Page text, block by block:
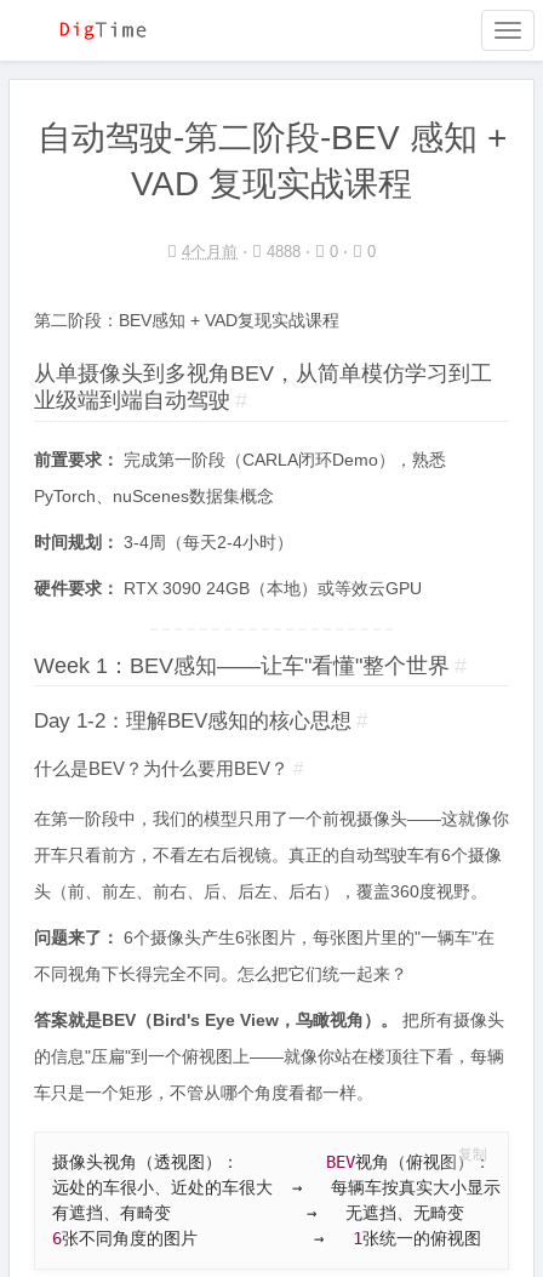
自动驾驶-第二阶段-BEV 感知 +
VAD 复现实战课程
4个月前 ⋅ 4888 ⋅ 0 ⋅ 0
第二阶段：BEV感知 + VAD复现实战课程
从单摄像头到多视角BEV，从简单模仿学习到工
业级端到端自动驾驶 #
前置要求：
完成第一阶段（CARLA闭环Demo），熟悉
PyTorch、nuScenes数据集概念
时间规划： 3-4周（每天2-4小时）
硬件要求： RTX 3090 24GB（本地）或等效云GPU
Week 1：BEV感知——让车"看懂"整个世界 #
Day 1-2：理解BEV感知的核心思想 #
什么是BEV？为什么要用BEV？ #
在第一阶段中，我们的模型只用了一个前视摄像头——这就像你
开车只看前方，不看左右后视镜。真正的自动驾驶车有6个摄像
头（前、前左、前右、后、后左、后右），覆盖360度视野。
问题来了： 6个摄像头产生6张图片，每张图片里的"一辆车"在
不同视角下长得完全不同。怎么把它们统一起来？
答案就是BEV（Bird's Eye View，鸟瞰视角）。
把所有摄像头
的信息"压扁"到一个俯视图上——就像你站在楼顶往下看，每辆
车只是一个矩形，不管从哪个角度看都一样。
摄像头视角（透视图）： BEV视角（俯视图）：
远处的车很小、近处的车很大  →   每辆车按真实大小显示
6张不同角度的图片            → 1张统一的俯视图
复制